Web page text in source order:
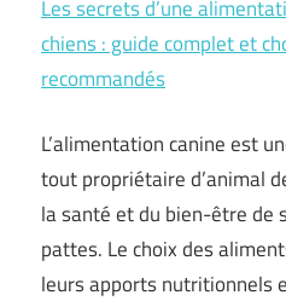
Les secrets d’une
chiens : guide complet et
recommandés
L’alimentation canine est
tout propriétaire d’animal
la santé et du bien-être de
pattes. Le choix des
leurs apports nutritionnels